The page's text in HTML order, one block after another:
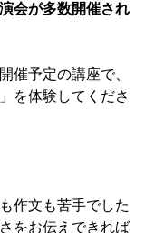
会が多数開催され
催予定の講座で、
を体験してくださ
作文も苦手でした
をお伝えできれば